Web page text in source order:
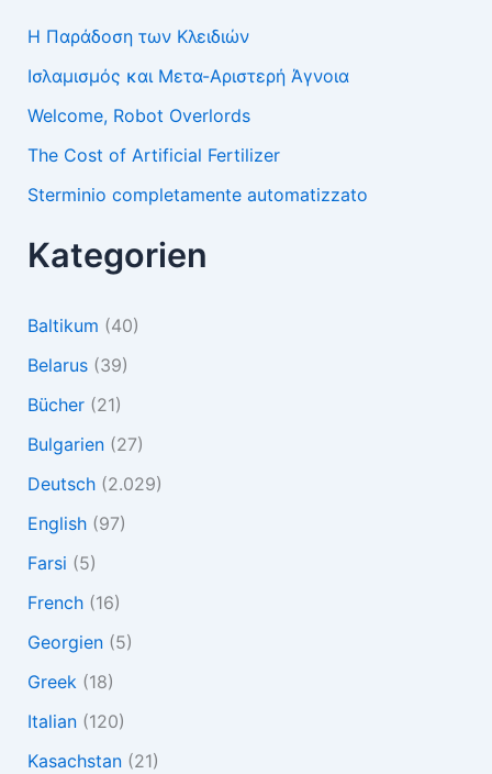
Η Παράδοση των Κλειδιών
Ισλαμισμός και Μετα-Αριστερή Άγνοια
Welcome, Robot Overlords
The Cost of Artificial Fertilizer
Sterminio completamente automatizzato
Kategorien
Baltikum (40)
Belarus(39)
Bücher(21)
Bulgarien(27)
Deutsch(2.029)
English(97)
Farsi (5)
French(16)
Georgien(5)
Greek(18)
Italian(120)
Kasachstan(21)